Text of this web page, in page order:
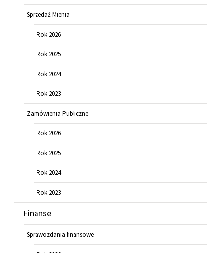
Sprzedaż Mienia
Rok 2026
Rok 2025
Rok 2024
Rok 2023
Zamówienia Publiczne
Rok 2026
Rok 2025
Rok 2024
Rok 2023
Finanse
Sprawozdania finansowe